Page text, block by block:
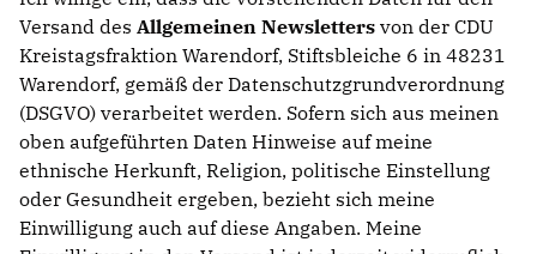
KREISAUSSCHUSS
AUSSCHUSS FÜR KINDER, JUGENDLICHE UND FAMILIEN
AUSSCHUSS FÜR SCHULE, KULTUR UND SPORT
BAUAUSSCHUSS
FINANZAUSSCHUSS
AUSSCHUSS FÜR ARBEIT, SOZIALES UND GESUNDHEIT
AUSSCHUSS FÜR WIRTSCHAFT, UMWELT UND PLANUNG
POLIZEIBEIRAT
Versand des Allgemeinen Newsletters von der CDU
Kreistagsfraktion Warendorf, Stiftsbleiche 6 in 48231
Warendorf, gemäß der Datenschutzgrundverordnung
(DSGVO) verarbeitet werden. Sofern sich aus meinen
oben aufgeführten Daten Hinweise auf meine
ethnische Herkunft, Religion, politische Einstellung
oder Gesundheit ergeben, bezieht sich meine
Einwilligung auch auf diese Angaben. Meine